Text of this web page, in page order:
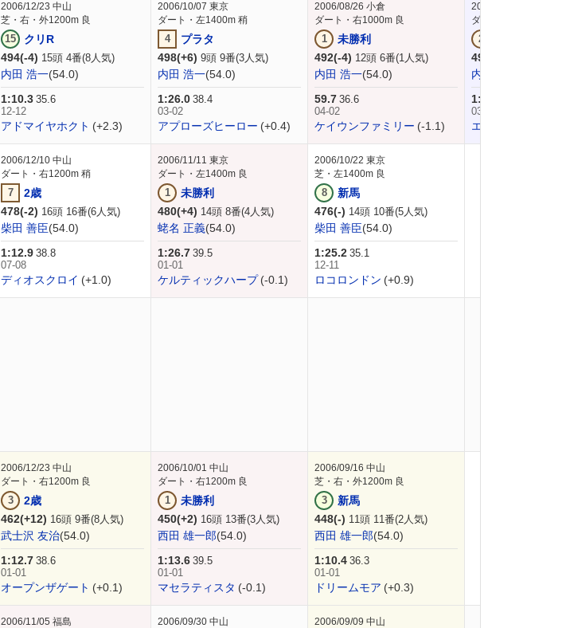
2006/12/23 中山
芝・右・外1200m 良
15
クリR
494(-4) 15頭 4番(8人気)
内田 浩一(54.0)
1:10.3 35.6
12-12
アドマイヤホクト (+2.3)
2006/10/07 東京
ダート・左1400m 稍
4
プラタ
498(+6) 9頭 9番(3人気)
内田 浩一(54.0)
1:26.0 38.4
03-02
アプローズヒーロー (+0.4)
2006/08/26 小倉
ダート・右1000m 良
1
未勝利
492(-4) 12頭 6番(1人気)
内田 浩一(54.0)
59.7 36.6
04-02
ケイウンファミリー (-1.1)
2006/06/24
ダート・右1200m 良
2
496(-)
内田 浩一
1:13.1
03-02
エイシンイッテン
2006/12/10 中山
ダート・右1200m 稍
7
2歳
478(-2) 16頭 16番(6人気)
柴田 善臣(54.0)
1:12.9 38.8
07-08
ディオスクロイ (+1.0)
2006/11/11 東京
ダート・左1400m 良
1
未勝利
480(+4) 14頭 8番(4人気)
蛯名 正義(54.0)
1:26.7 39.5
01-01
ケルティックハープ (-0.1)
2006/10/22 東京
芝・左1400m 良
8
新馬
476(-) 14頭 10番(5人気)
柴田 善臣(54.0)
1:25.2 35.1
12-11
ロコロンドン (+0.9)
2006/12/23 中山
ダート・右1200m 良
3
2歳
462(+12) 16頭 9番(8人気)
武士沢 友治(54.0)
1:12.7 38.6
01-01
オープンザゲート (+0.1)
2006/10/01 中山
ダート・右1200m 良
1
未勝利
450(+2) 16頭 13番(3人気)
西田 雄一郎(54.0)
1:13.6 39.5
01-01
マセラティスタ (-0.1)
2006/09/16 中山
芝・右・外1200m 良
3
新馬
448(-) 11頭 11番(2人気)
西田 雄一郎(54.0)
1:10.4 36.3
01-01
ドリームモア (+0.3)
2006/11/05 福島
2006/09/30 中山
2006/09/09 中山